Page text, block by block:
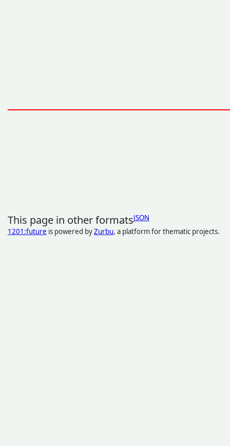
This page in other formatsJSON
1201:future is powered byZurbu, a platform for thematic projects.